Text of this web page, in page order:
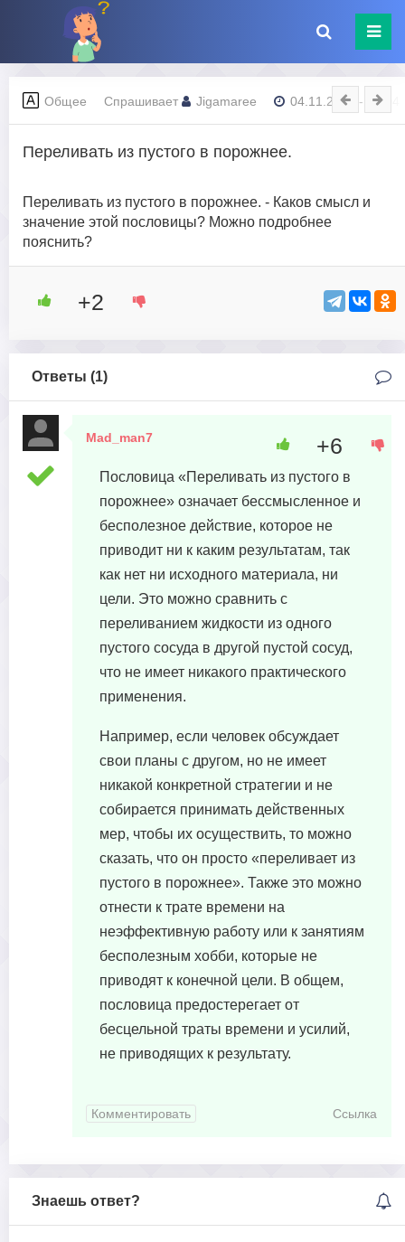
Общее Спрашивает Jigamaree 04.11.2023 - 09:04
Переливать из пустого в порожнее.
Переливать из пустого в порожнее. - Каков смысл и
значение этой пословицы? Можно подробнее
пояснить?
+2
Ответы (1)
Mad_man7
Пословица «Переливать из пустого в
порожнее» означает бессмысленное и
бесполезное действие, которое не
приводит ни к каким результатам, так
как нет ни исходного материала, ни
цели. Это можно сравнить с
переливанием жидкости из одного
пустого сосуда в другой пустой сосуд,
что не имеет никакого практического
применения.
Например, если человек обсуждает
свои планы с другом, но не имеет
никакой конкретной стратегии и не
собирается принимать действенных
мер, чтобы их осуществить, то можно
сказать, что он просто «переливает из
пустого в порожнее». Также это можно
отнести к трате времени на
неэффективную работу или к занятиям
бесполезным хобби, которые не
приводят к конечной цели. В общем,
пословица предостерегает от
бесцельной траты времени и усилий,
не приводящих к результату.
+6
Комментировать Ссылка
Знаешь ответ?